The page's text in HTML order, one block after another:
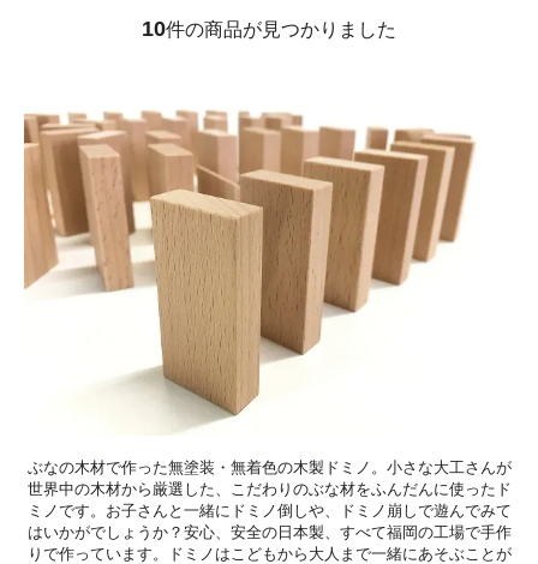
10件の商品が見つかりました
ぶなの木材で作った無塗装・無着色の木製ドミノ。小さな大工さんが
世界中の木材から厳選した、こだわりのぶな材をふんだんに使ったド
ミノです。お子さんと一緒にドミノ倒しや、ドミノ崩しで遊んでみて
はいかがでしょうか？安心、安全の日本製、すべて福岡の工場で手作
りで作っています。ドミノはこどもから大人まで一緒にあそぶことが